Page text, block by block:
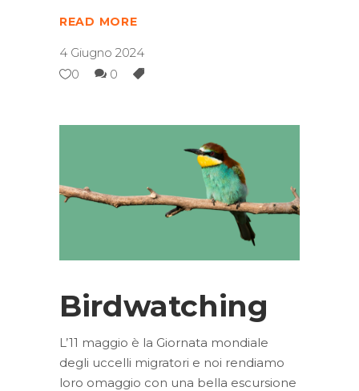
READ MORE
4 Giugno 2024
0
0
Birdwatching
L’11 maggio è la Giornata mondiale
degli uccelli migratori e noi rendiamo
loro omaggio con una bella escursione